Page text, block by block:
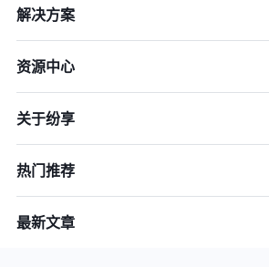
解决方案
资源中心
关于纷享
热门推荐
最新文章